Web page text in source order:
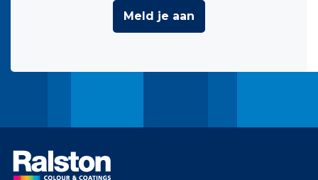
Meld je aan